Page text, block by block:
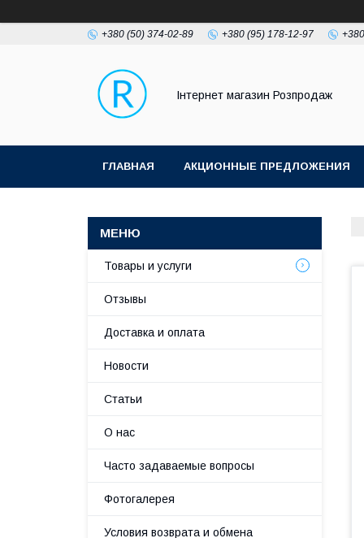
+380 (50) 374-02-89 +380 (95) 178-12-97
Інтернет магазин Розпродаж
ГЛАВНАЯ АКЦИОННЫЕ ПРЕДЛОЖЕНИЯ
Товары и услуги
Отзывы
Доставка и оплата
Новости
Статьи
О нас
Часто задаваемые вопросы
Фотогалерея
Условия возврата и обмена